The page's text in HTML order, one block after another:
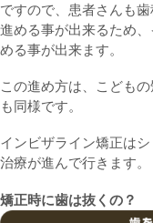
ですので、患者さんも
進める事が出来るため
める事が出来ます。
この進め方は、こども
も同様です。
インビザライン矯正は
治療が進んで行きます。
矯正時に歯は抜くの？